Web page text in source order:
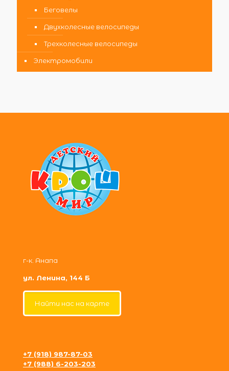
Беговелы
Двухколесные велосипеды
Трехколесные велосипеды
Электромобили
г-к. Анапа
ул. Ленина, 144 Б
Найти нас на карте
+7 (918) 987-87-03
+7 (988) 6-203-203